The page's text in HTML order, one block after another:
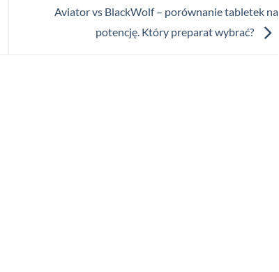
Aviator vs BlackWolf – porównanie tabletek na
potencję. Który preparat wybrać?